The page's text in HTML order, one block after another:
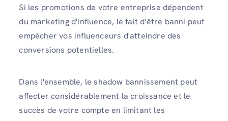
Si les promotions de votre entreprise dépendent
du marketing d'influence, le fait d'être banni peut
empêcher vos influenceurs d'atteindre des
conversions potentielles.
Dans l'ensemble, le shadow bannissement peut
affecter considérablement la croissance et le
succès de votre compte en limitant les